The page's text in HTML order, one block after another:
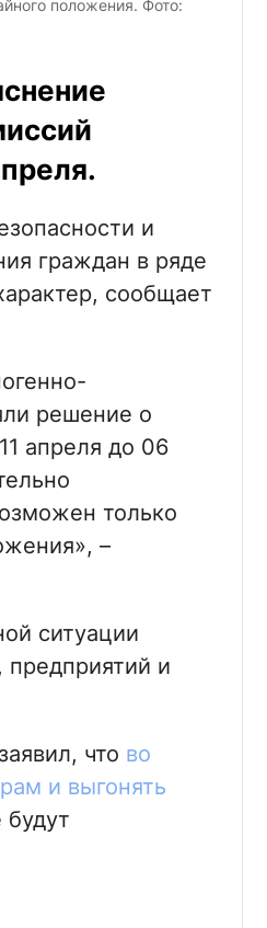
положения. Фото:
и
граждан в ряде
сообщает
решение о
апреля до 06
только
–
ситуации
предприятий и
что во
и выгонять